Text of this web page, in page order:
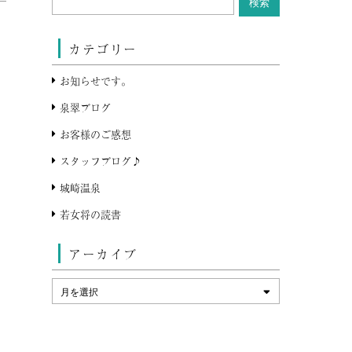
カテゴリー
お知らせです。
泉翠ブログ
お客様のご感想
スタッフブログ♪
城崎温泉
若女将の読書
アーカイブ